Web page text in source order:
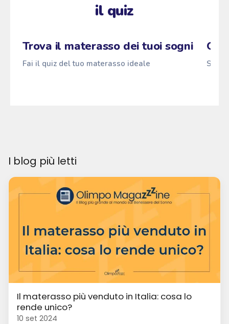
il quiz
Trova il materasso dei tuoi sogni
Fai il quiz del tuo materasso ideale
I blog più letti
Il materasso più venduto in Italia: cosa lo
rende unico?
10 set 2024